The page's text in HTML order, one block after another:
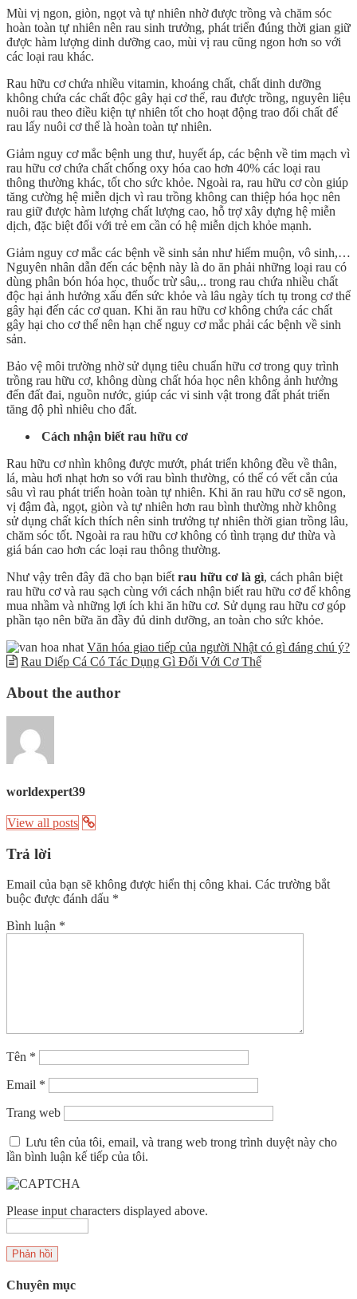
Mùi vị ngon, giòn, ngọt và tự nhiên nhờ được trồng và chăm sóc
hoàn toàn tự nhiên nên rau sinh trưởng, phát triển đúng thời gian giữ
được hàm lượng dinh dưỡng cao, mùi vị rau cũng ngon hơn so với
các loại rau khác.
Rau hữu cơ chứa nhiều vitamin, khoáng chất, chất dinh dưỡng
không chứa các chất độc gây hại cơ thể, rau được trồng, nguyên liệu
nuôi rau theo điều kiện tự nhiên tốt cho hoạt động trao đổi chất để
rau lấy nuôi cơ thể là hoàn toàn tự nhiên.
Giảm nguy cơ mắc bệnh ung thư, huyết áp, các bệnh về tim mạch vì
rau hữu cơ chứa chất chống oxy hóa cao hơn 40% các loại rau
thông thường khác, tốt cho sức khỏe. Ngoài ra, rau hữu cơ còn giúp
tăng cường hệ miễn dịch vì rau trồng không can thiệp hóa học nên
rau giữ được hàm lượng chất lượng cao, hỗ trợ xây dựng hệ miễn
dịch, đặc biệt đối với trẻ em cần có hệ miễn dịch khỏe mạnh.
Giảm nguy cơ mắc các bệnh về sinh sản như hiếm muộn, vô sinh,…
Nguyên nhân dẫn đến các bệnh này là do ăn phải những loại rau có
dùng phân bón hóa học, thuốc trừ sâu,.. trong rau chứa nhiều chất
độc hại ảnh hưởng xấu đến sức khỏe và lâu ngày tích tụ trong cơ thể
gây hại đến các cơ quan. Khi ăn rau hữu cơ không chứa các chất
gây hại cho cơ thể nên hạn chế nguy cơ mắc phải các bệnh về sinh
sản.
Bảo vệ môi trường nhờ sử dụng tiêu chuẩn hữu cơ trong quy trình
trồng rau hữu cơ, không dùng chất hóa học nên không ảnh hưởng
đến đất đai, nguồn nước, giúp các vi sinh vật trong đất phát triển
tăng độ phì nhiêu cho đất.
Cách nhận biết rau hữu cơ
Rau hữu cơ nhìn không được mướt, phát triển không đều về thân,
lá, màu hơi nhạt hơn so với rau bình thường, có thể có vết cắn của
sâu vì rau phát triển hoàn toàn tự nhiên. Khi ăn rau hữu cơ sẽ ngon,
vị đậm đà, ngọt, giòn và tự nhiên hơn rau bình thường nhờ không
sử dụng chất kích thích nên sinh trưởng tự nhiên thời gian trồng lâu,
chăm sóc tốt. Ngoài ra rau hữu cơ không có tình trạng dư thừa và
giá bán cao hơn các loại rau thông thường.
Như vậy trên đây đã cho bạn biết rau hữu cơ là gì, cách phân biệt
rau hữu cơ và rau sạch cùng với cách nhận biết rau hữu cơ để không
mua nhầm và những lợi ích khi ăn hữu cơ. Sử dụng rau hữu cơ góp
phần tạo nên bữa ăn đầy đủ dinh dưỡng, an toàn cho sức khỏe.
Văn hóa giao tiếp của người Nhật có gì đáng chú ý?
Rau Diếp Cá Có Tác Dụng Gì Đối Với Cơ Thể
About the author
worldexpert39
View all posts
Trả lời
Email của bạn sẽ không được hiển thị công khai. Các trường bắt
buộc được đánh dấu *
Bình luận *
Tên *
Email *
Trang web
Lưu tên của tôi, email, và trang web trong trình duyệt này cho
lần bình luận kế tiếp của tôi.
Please input characters displayed above.
Chuyên mục